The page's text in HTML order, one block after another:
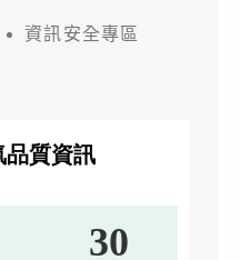
資訊安全專區